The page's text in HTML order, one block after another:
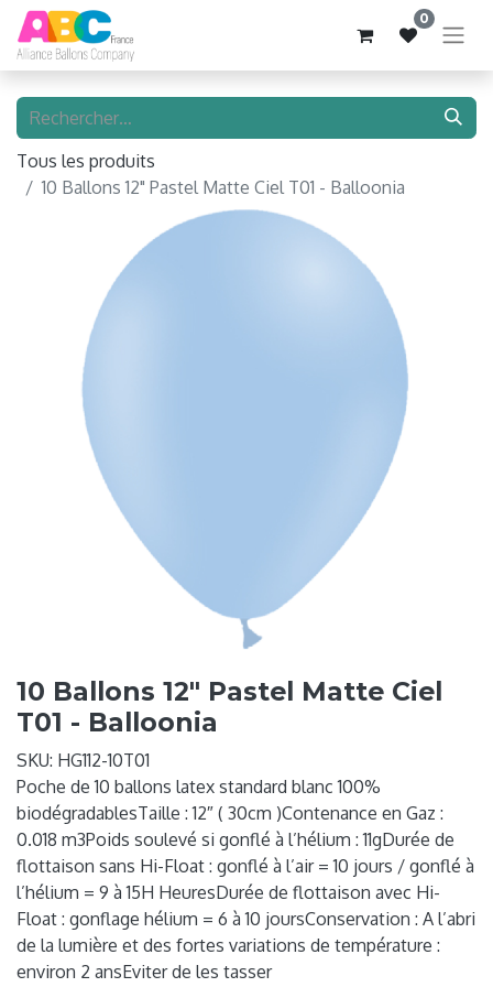
0
Tous les produits
10 Ballons 12" Pastel Matte Ciel T01 - Balloonia
10 Ballons 12" Pastel Matte Ciel
T01 - Balloonia
SKU: HG112-10T01
Poche de 10 ballons latex standard blanc 100%
biodégradablesTaille : 12″ ( 30cm )Contenance en Gaz :
0.018 m3Poids soulevé si gonflé à l’hélium : 11gDurée de
flottaison sans Hi-Float : gonflé à l’air = 10 jours / gonflé à
l’hélium = 9 à 15H HeuresDurée de flottaison avec Hi-
Float : gonflage hélium = 6 à 10 joursConservation : A l’abri
de la lumière et des fortes variations de température :
environ 2 ansEviter de les tasser